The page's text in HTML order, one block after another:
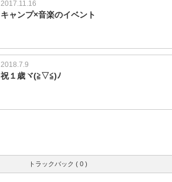
2017.11.16
キャンプ×音楽のイベント
2018.7.9
祝１歳ヾ(≧▽≦)ﾉ
トラックバック ( 0 )